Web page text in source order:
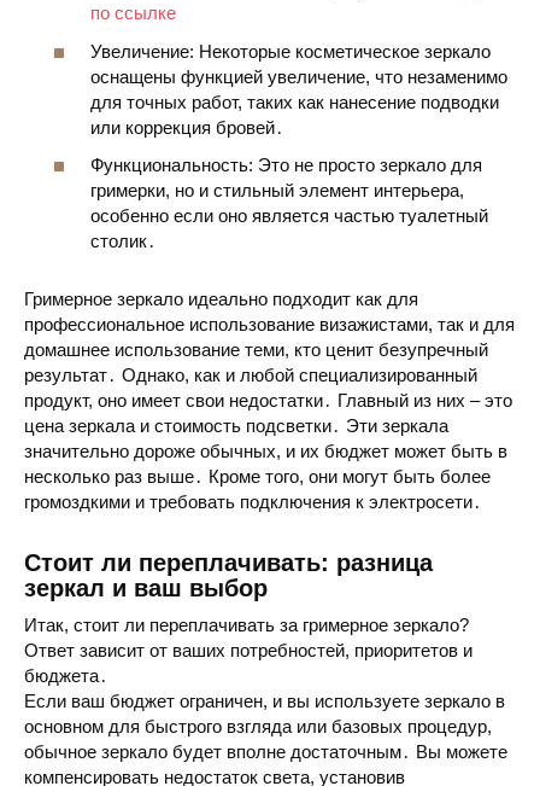
по ссылке
Увеличение: Некоторые косметическое зеркало
оснащены функцией увеличение, что незаменимо
для точных работ, таких как нанесение подводки
или коррекция бровей․
Функциональность: Это не просто зеркало для
гримерки, но и стильный элемент интерьера,
особенно если оно является частью туалетный
столик․
Гримерное зеркало идеально подходит как для
профессиональное использование визажистами, так и для
домашнее использование теми, кто ценит безупречный
результат․ Однако, как и любой специализированный
продукт, оно имеет свои недостатки․ Главный из них – это
цена зеркала и стоимость подсветки․ Эти зеркала
значительно дороже обычных, и их бюджет может быть в
несколько раз выше․ Кроме того, они могут быть более
громоздкими и требовать подключения к электросети․
Стоит ли переплачивать: разница
зеркал и ваш выбор
Итак, стоит ли переплачивать за гримерное зеркало?
Ответ зависит от ваших потребностей, приоритетов и
бюджета․
Если ваш бюджет ограничен, и вы используете зеркало в
основном для быстрого взгляда или базовых процедур,
обычное зеркало будет вполне достаточным․ Вы можете
компенсировать недостаток света, установив